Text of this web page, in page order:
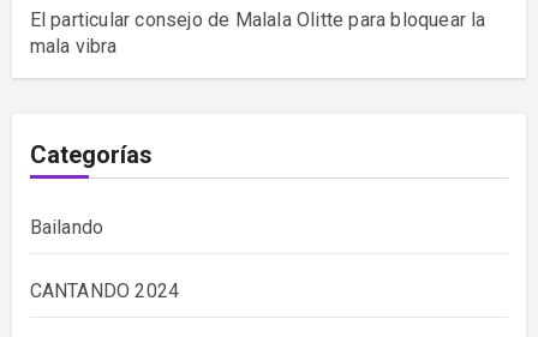
El particular consejo de Malala Olitte para bloquear la
mala vibra
Categorías
Bailando
CANTANDO 2024